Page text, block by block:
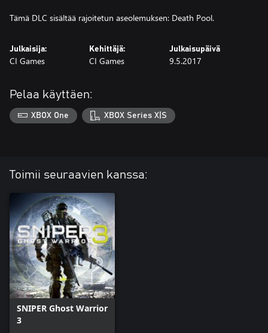
Tämä DLC sisältää rajoitetun aseolemuksen: Death Pool.
Julkaisija:
CI Games
Kehittäjä:
CI Games
Julkaisupäivä
9.5.2017
Pelaa käyttäen:
XBOX One XBOX Series X|S
Toimii seuraavien kanssa:
SNIPER Ghost Warrior
3